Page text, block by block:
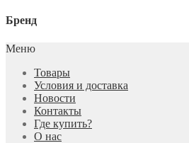
Бренд
Меню
Товары
Условия и доставка
Новости
Контакты
Где купить?
О нас